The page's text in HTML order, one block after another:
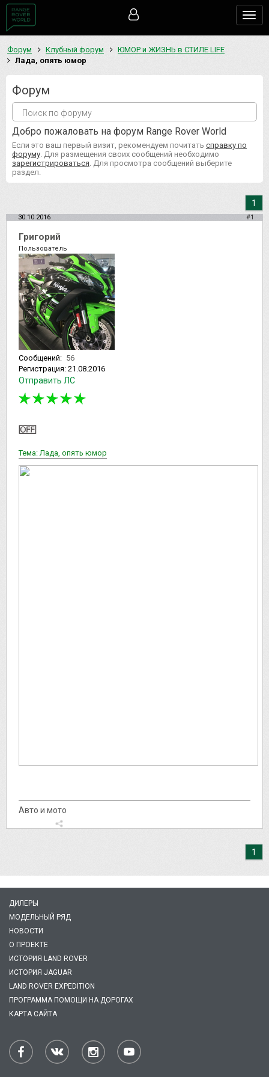
Форум Клубный форум
ЮМОР и ЖИЗНЬ в СТИЛЕ LIFE
Лада, опять юмор
Форум
Добро пожаловать на форум Range Rover World
Если это ваш первый визит, рекомендуем почитать справку по
форуму . Для размещения своих сообщений необходимо
зарегистрироваться . Для просмотра сообщений выберите
раздел.
1
30.10.2016 #1
Григорий
Пользователь
Сообщений: 56
Регистрация: 21.08.2016
Отправить ЛС
Тема: Лада, опять юмор
Авто и мото
1
ДИЛЕРЫ
МОДЕЛЬНЫЙ РЯД
НОВОСТИ
О ПРОЕКТЕ
ИСТОРИЯ LAND ROVER
ИСТОРИЯ JAGUAR
LAND ROVER EXPEDITION
ПРОГРАММА ПОМОЩИ НА ДОРОГАХ
КАРТА САЙТА